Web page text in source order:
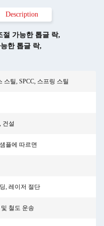
Description
절 가능한 톱글 락,
한 톱글 락,
스틸, SPCC, 스프링 스틸
건설
플에 따르면
, 레이저 절단
철도 운송